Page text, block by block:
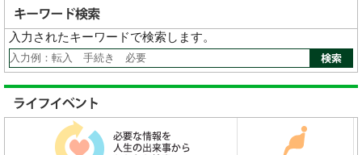
入力されたキーワードで検索します。